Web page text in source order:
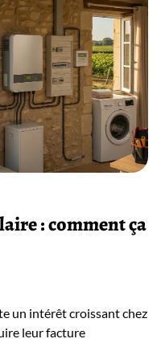
: comment ça
un intérêt croissant chez
leur facture